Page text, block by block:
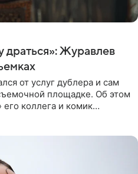
драться»: Журавлев
от услуг дублера и сам
площадке. Об этом
его коллега и комик